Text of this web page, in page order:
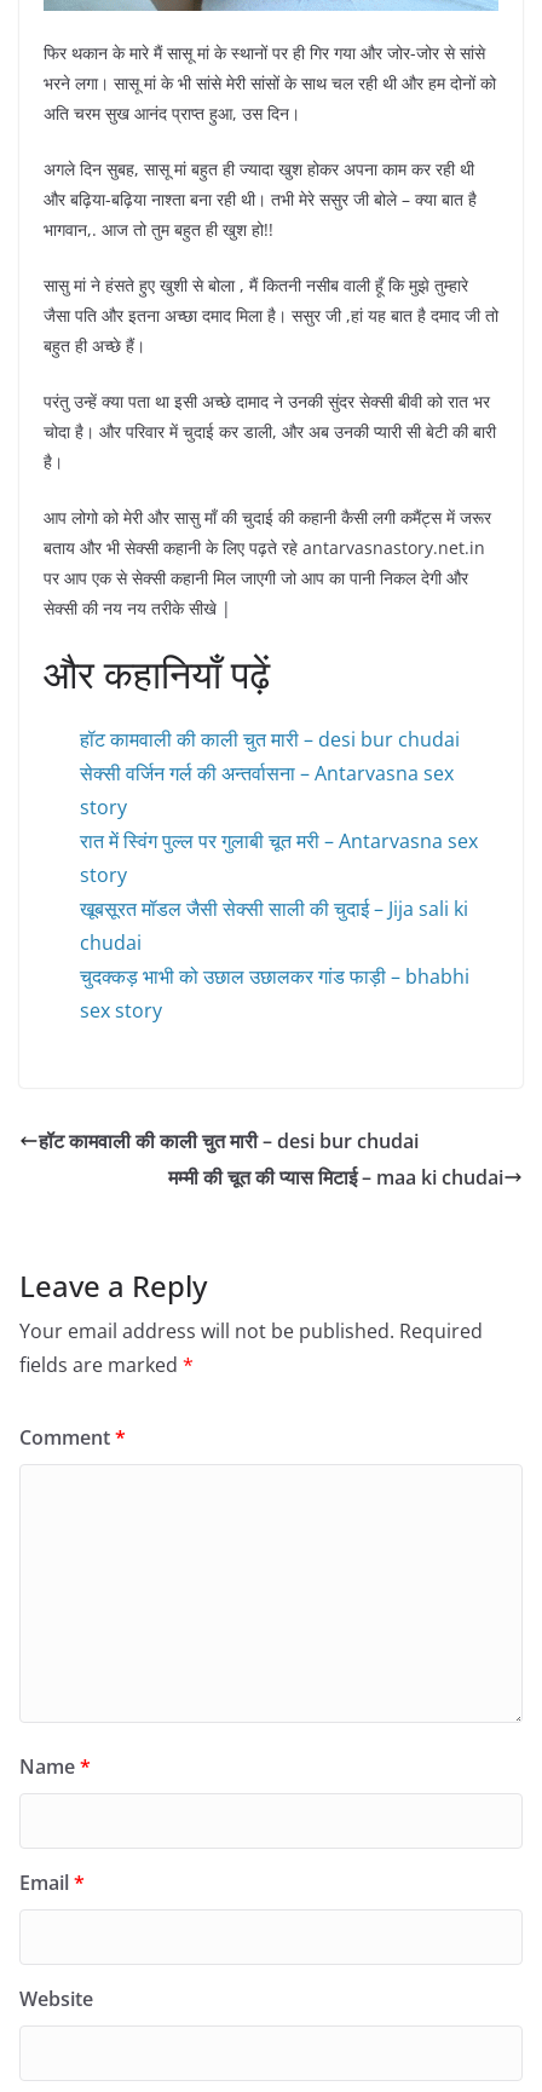
फिर थकान के मारे मैं सासू मां के स्थानों पर ही गिर गया और जोर-जोर से सांसे
भरने लगा। सासू मां के भी सांसे मेरी सांसों के साथ चल रही थी और हम दोनों को
अति चरम सुख आनंद प्राप्त हुआ, उस दिन।
अगले दिन सुबह, सासू मां बहुत ही ज्यादा खुश होकर अपना काम कर रही थी
और बढ़िया-बढ़िया नाश्ता बना रही थी। तभी मेरे ससुर जी बोले – क्या बात है
भागवान,. आज तो तुम बहुत ही खुश हो!!
सासु मां ने हंसते हुए खुशी से बोला , मैं कितनी नसीब वाली हूँ कि मुझे तुम्हारे
जैसा पति और इतना अच्छा दमाद मिला है। ससुर जी ,हां यह बात है दमाद जी तो
बहुत ही अच्छे हैं।
परंतु उन्हें क्या पता था इसी अच्छे दामाद ने उनकी सुंदर सेक्सी बीवी को रात भर
चोदा है। और परिवार में चुदाई कर डाली, और अब उनकी प्यारी सी बेटी की बारी
है।
आप लोगो को मेरी और सासु माँ की चुदाई की कहानी कैसी लगी कमैंट्स में जरूर
बताय और भी सेक्सी कहानी के लिए पढ़ते रहे antarvasnastory.net.in
पर आप एक से सेक्सी कहानी मिल जाएगी जो आप का पानी निकल देगी और
सेक्सी की नय नय तरीके सीखे |
और कहानियाँ पढ़ें
हॉट कामवाली की काली चुत मारी – desi bur chudai
सेक्सी वर्जिन गर्ल की अन्तर्वासना – Antarvasna sex
story
रात में स्विंग पुल्ल पर गुलाबी चूत मरी – Antarvasna sex
story
खूबसूरत मॉडल जैसी सेक्सी साली की चुदाई – Jija sali ki
chudai
चुदक्कड़ भाभी को उछाल उछालकर गांड फाड़ी – bhabhi
sex story
हॉट कामवाली की काली चुत मारी – desi bur chudai
मम्मी की चूत की प्यास मिटाई – maa ki chudai
Leave a Reply
Your email address will not be published. Required
fields are marked *
Comment*
Name*
Email*
Website